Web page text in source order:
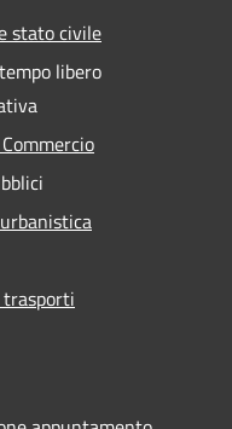
stato civile
libero